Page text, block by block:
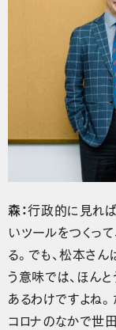
森：行政的に見れ
いツールをつくっ
る。でも、松本さ
う意味では、ほん
あるわけですよね
コロナのなかで世